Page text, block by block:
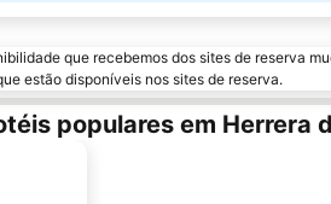
que recebemos dos sites de reserva
estão disponíveis nos sites de reserva.
populares em Herrera